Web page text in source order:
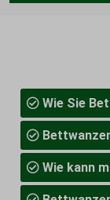
Wie Sie
Wie kann